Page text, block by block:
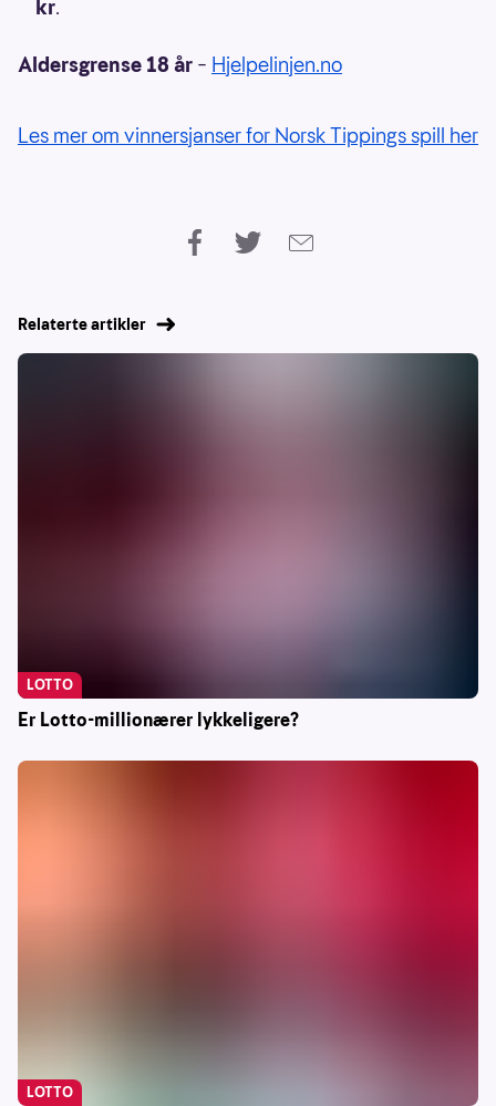
kr.
Aldersgrense 18 år – Hjelpelinjen.no
Les mer om vinnersjanser for Norsk Tippings spill her
Relaterte artikler
Er Lotto-millionærer lykkeligere?
LOTTO
LOTTO